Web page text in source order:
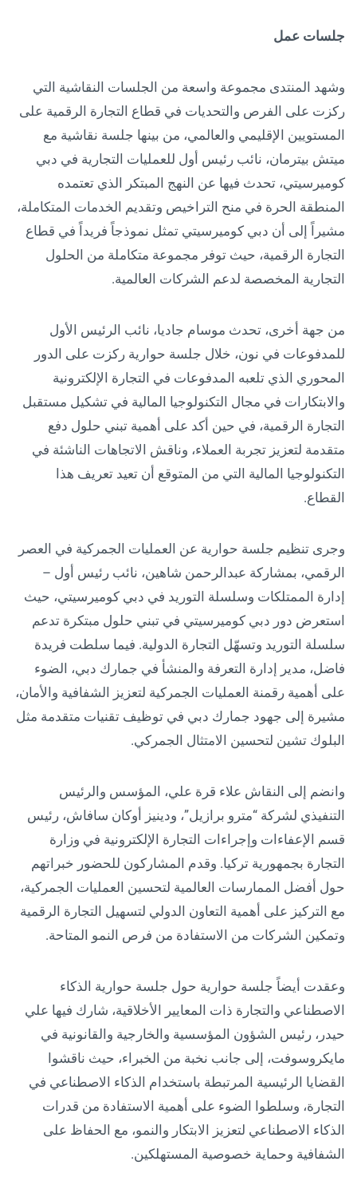
جلسات عمل
وشهد المنتدى مجموعة واسعة من الجلسات النقاشية التي
ركزت على الفرص والتحديات في قطاع التجارة الرقمية على
المستويين الإقليمي والعالمي، من بينها جلسة نقاشية مع
ميتش بيترمان، نائب رئيس أول للعمليات التجارية في دبي
كوميرسيتي، تحدث فيها عن النهج المبتكر الذي تعتمده
المنطقة الحرة في منح التراخيص وتقديم الخدمات المتكاملة،
مشيراً إلى أن دبي كوميرسيتي تمثل نموذجاً فريداً في قطاع
التجارة الرقمية، حيث توفر مجموعة متكاملة من الحلول
التجارية المخصصة لدعم الشركات العالمية.
من جهة أخرى، تحدث موسام جاديا، نائب الرئيس الأول
للمدفوعات في نون، خلال جلسة حوارية ركزت على الدور
المحوري الذي تلعبه المدفوعات في التجارة الإلكترونية
والابتكارات في مجال التكنولوجيا المالية في تشكيل مستقبل
التجارة الرقمية، في حين أكد على أهمية تبني حلول دفع
متقدمة لتعزيز تجربة العملاء، وناقش الاتجاهات الناشئة في
التكنولوجيا المالية التي من المتوقع أن تعيد تعريف هذا
القطاع.
وجرى تنظيم جلسة حوارية عن العمليات الجمركية في العصر
الرقمي، بمشاركة عبدالرحمن شاهين، نائب رئيس أول –
إدارة الممتلكات وسلسلة التوريد في دبي كوميرسيتي، حيث
استعرض دور دبي كوميرسيتي في تبني حلول مبتكرة تدعم
سلسلة التوريد وتسهّل التجارة الدولية. فيما سلطت فريدة
فاضل، مدير إدارة التعرفة والمنشأ في جمارك دبي، الضوء
على أهمية رقمنة العمليات الجمركية لتعزيز الشفافية والأمان،
مشيرة إلى جهود جمارك دبي في توظيف تقنيات متقدمة مثل
البلوك تشين لتحسين الامتثال الجمركي.
وانضم إلى النقاش علاء قرة علي، المؤسس والرئيس
التنفيذي لشركة “مترو برازيل”، ودينيز أوكان سافاش، رئيس
قسم الإعفاءات وإجراءات التجارة الإلكترونية في وزارة
التجارة بجمهورية تركيا. وقدم المشاركون للحضور خبراتهم
حول أفضل الممارسات العالمية لتحسين العمليات الجمركية،
مع التركيز على أهمية التعاون الدولي لتسهيل التجارة الرقمية
وتمكين الشركات من الاستفادة من فرص النمو المتاحة.
وعقدت أيضاً جلسة حوارية حول جلسة حوارية الذكاء
الاصطناعي والتجارة ذات المعايير الأخلاقية، شارك فيها علي
حيدر، رئيس الشؤون المؤسسية والخارجية والقانونية في
مايكروسوفت، إلى جانب نخبة من الخبراء، حيث ناقشوا
القضايا الرئيسية المرتبطة باستخدام الذكاء الاصطناعي في
التجارة، وسلطوا الضوء على أهمية الاستفادة من قدرات
الذكاء الاصطناعي لتعزيز الابتكار والنمو، مع الحفاظ على
الشفافية وحماية خصوصية المستهلكين.